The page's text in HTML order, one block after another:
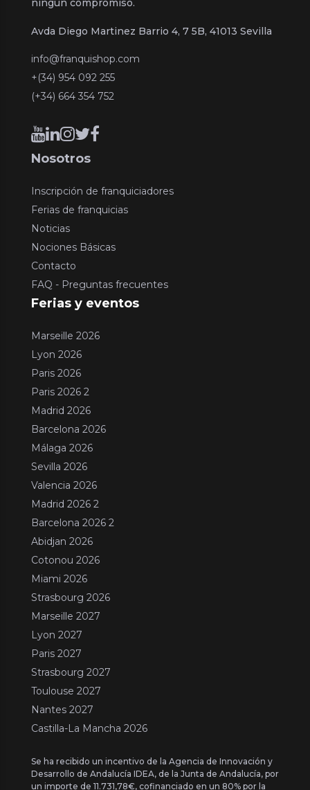
Avda Diego Martinez Barrio 4, 7 5B, 41013 Sevilla
info@franquishop.com
+(34) 954 092 255
(+34) 664 354 752
Nosotros
Inscripción de franquiciadores
Ferias de franquicias
Noticias
Nociones Básicas
Contacto
FAQ - Preguntas frecuentes
Ferias y eventos
Marseille 2026
Lyon 2026
Paris 2026
Paris 2026 2
Madrid 2026
Barcelona 2026
Málaga 2026
Sevilla 2026
Valencia 2026
Madrid 2026 2
Barcelona 2026 2
Abidjan 2026
Cotonou 2026
Miami 2026
Strasbourg 2026
Marseille 2027
Lyon 2027
Paris 2027
Strasbourg 2027
Toulouse 2027
Nantes 2027
Castilla-La Mancha 2026
Se ha recibido un incentivo de la Agencia de Innovación y
Desarrollo de Andalucía IDEA, de la Junta de Andalucía, por
un importe de 11.731,78€, cofinanciado en un 80% por la